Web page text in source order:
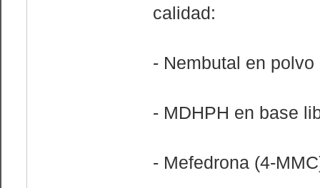
calidad:
- Nembutal en polvo
- MDHPH en base
- Mefedrona (4-